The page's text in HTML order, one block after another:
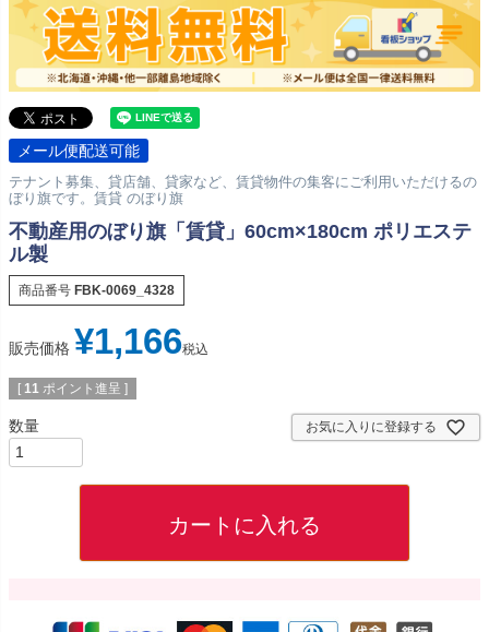
メール便配送可能
テナント募集、貸店舗、貸家など、賃貸物件の集客にご利用いただけるの
ぼり旗です。賃貸 のぼり旗
不動産用のぼり旗「賃貸」60cm×180cm ポリエステ
ル製
商品番号 FBK-0069_4328
販売価格 ¥1,166税込
[ 11 ポイント進呈 ]
お気に入りに登録する
カートに入れる